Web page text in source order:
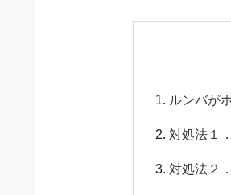
ルンバが
対処法１
対処法２